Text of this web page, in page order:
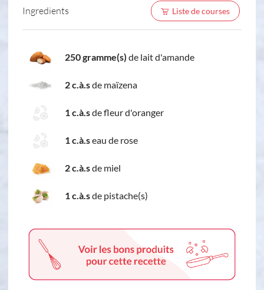
Ingredients Liste de courses
250 gramme(s) de lait d'amande
2 c.à.sde maïzena
1 c.à.sde fleur d'oranger
1 c.à.seau de rose
2 c.à.sde miel
1 c.à.sde pistache(s)